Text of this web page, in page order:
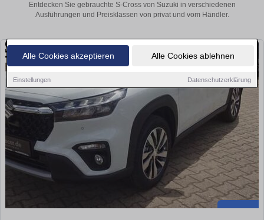
Alle Cookies akzeptieren Alle Cookies ablehnen
Einstellungen Datenschutzerklärung
Entdecken Sie gebrauchte S-Cross von Suzuki in verschiedenen
Ausführungen und Preisklassen von privat und vom Händler.